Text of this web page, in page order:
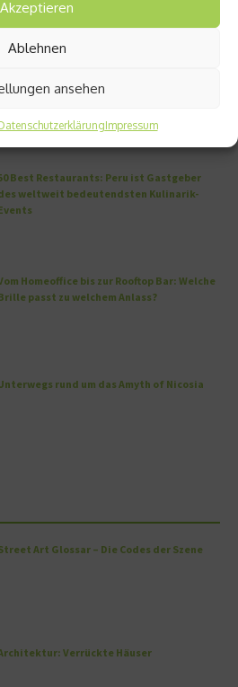
Akzeptieren
Ablehnen
ansehen
Impressum
Best Restaurants: Peru ist Gastgeber
weltweit bedeutendsten Kulinarik-
Homeoffice bis zur Rooftop Bar: Welche
passt zu welchem Anlass?
rund um das Amyth of Nicosia
Art Glossar – Die Codes der Szene
Verrückte Häuser